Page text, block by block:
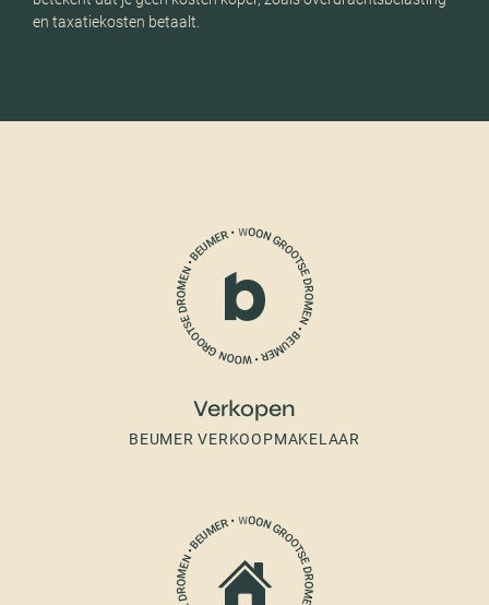
en taxatiekosten betaalt.
Verkopen
BEUMER VERKOOPMAKELAAR